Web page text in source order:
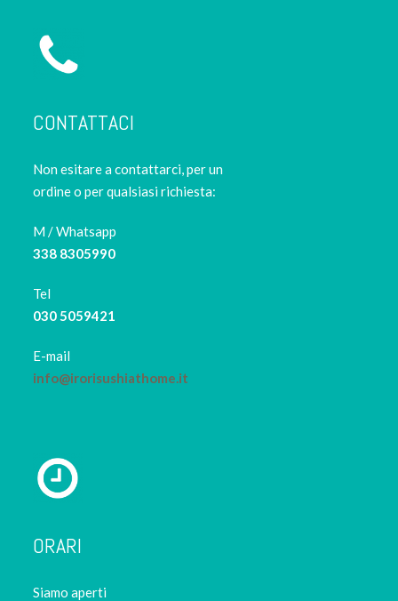
CONTATTACI
Non esitare a contattarci, per un
ordine o per qualsiasi richiesta:
M / Whatsapp
338 8305990
Tel
030 5059421
E-mail
info@irorisushiathome.it
ORARI
Siamo aperti